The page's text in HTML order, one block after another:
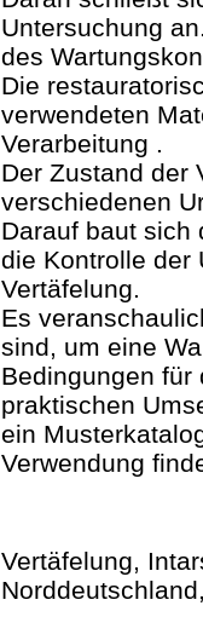
Untersuchung
des
Die
verwendeten
Verarbeitung .
Der Zustand der
verschiedenen
Darauf baut sich
die Kontrolle der
Vertäfelung.
Es
sind, um eine
Bedingungen für
praktischen
ein
Verwendung
Vertäfelung,